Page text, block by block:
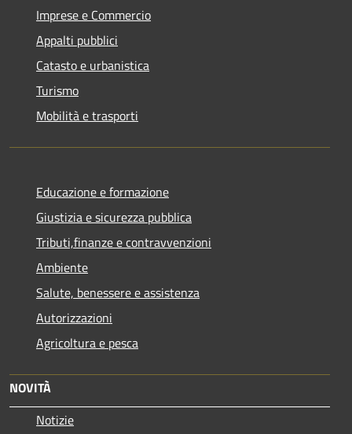
Imprese e Commercio
Appalti pubblici
Catasto e urbanistica
Turismo
Mobilità e trasporti
Educazione e formazione
Giustizia e sicurezza pubblica
Tributi,finanze e contravvenzioni
Ambiente
Salute, benessere e assistenza
Autorizzazioni
Agricoltura e pesca
NOVITÀ
Notizie